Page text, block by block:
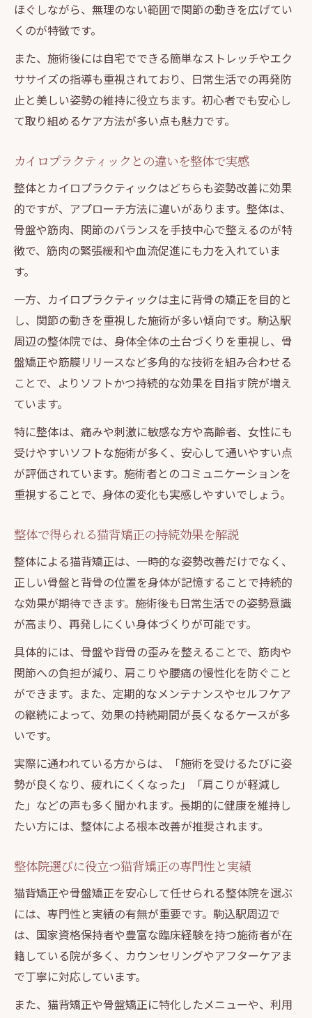
ほぐしながら、無理のない範囲で関節の動きを広げてい
くのが特徴です。
また、施術後には自宅でできる簡単なストレッチやエク
ササイズの指導も重視されており、日常生活での再発防
止と美しい姿勢の維持に役立ちます。初心者でも安心し
て取り組めるケア方法が多い点も魅力です。
カイロプラクティックとの違いを整体で実感
整体とカイロプラクティックはどちらも姿勢改善に効果
的ですが、アプローチ方法に違いがあります。整体は、
骨盤や筋肉、関節のバランスを手技中心で整えるのが特
徴で、筋肉の緊張緩和や血流促進にも力を入れていま
す。
一方、カイロプラクティックは主に背骨の矯正を目的と
し、関節の動きを重視した施術が多い傾向です。駒込駅
周辺の整体院では、身体全体の土台づくりを重視し、骨
盤矯正や筋膜リリースなど多角的な技術を組み合わせる
ことで、よりソフトかつ持続的な効果を目指す院が増え
ています。
特に整体は、痛みや刺激に敏感な方や高齢者、女性にも
受けやすいソフトな施術が多く、安心して通いやすい点
が評価されています。施術者とのコミュニケーションを
重視することで、身体の変化も実感しやすいでしょう。
整体で得られる猫背矯正の持続効果を解説
整体による猫背矯正は、一時的な姿勢改善だけでなく、
正しい骨盤と背骨の位置を身体が記憶することで持続的
な効果が期待できます。施術後も日常生活での姿勢意識
が高まり、再発しにくい身体づくりが可能です。
具体的には、骨盤や背骨の歪みを整えることで、筋肉や
関節への負担が減り、肩こりや腰痛の慢性化を防ぐこと
ができます。また、定期的なメンテナンスやセルフケア
の継続によって、効果の持続期間が長くなるケースが多
いです。
実際に通われている方からは、「施術を受けるたびに姿
勢が良くなり、疲れにくくなった」「肩こりが軽減し
た」などの声も多く聞かれます。長期的に健康を維持し
たい方には、整体による根本改善が推奨されます。
整体院選びに役立つ猫背矯正の専門性と実績
猫背矯正や骨盤矯正を安心して任せられる整体院を選ぶ
には、専門性と実績の有無が重要です。駒込駅周辺で
は、国家資格保持者や豊富な臨床経験を持つ施術者が在
籍している院が多く、カウンセリングやアフターケアま
で丁寧に対応しています。
また、猫背矯正や骨盤矯正に特化したメニューや、利用